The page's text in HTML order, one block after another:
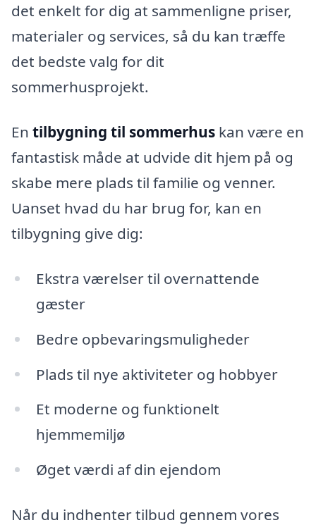
det enkelt for dig at sammenligne priser,
materialer og services, så du kan træffe
det bedste valg for dit
sommerhusprojekt.
En tilbygning til sommerhus kan være en
fantastisk måde at udvide dit hjem på og
skabe mere plads til familie og venner.
Uanset hvad du har brug for, kan en
tilbygning give dig:
Ekstra værelser til overnattende
gæster
Bedre opbevaringsmuligheder
Plads til nye aktiviteter og hobbyer
Et moderne og funktionelt
hjemmemiljø
Øget værdi af din ejendom
Når du indhenter tilbud gennem vores